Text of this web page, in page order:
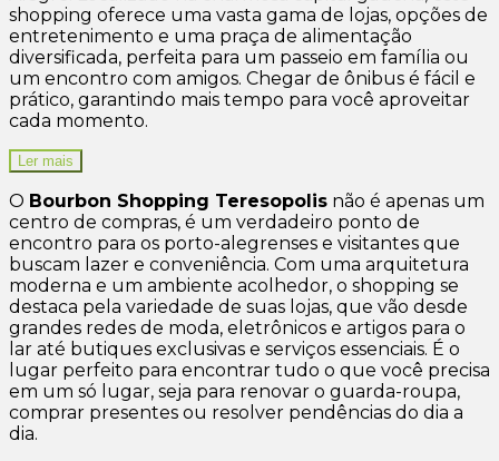
shopping oferece uma vasta gama de lojas, opções de
entretenimento e uma praça de alimentação
diversificada, perfeita para um passeio em família ou
um encontro com amigos. Chegar de ônibus é fácil e
prático, garantindo mais tempo para você aproveitar
cada momento.
Ler mais
O Bourbon Shopping Teresopolis não é apenas um
centro de compras, é um verdadeiro ponto de
encontro para os porto-alegrenses e visitantes que
buscam lazer e conveniência. Com uma arquitetura
moderna e um ambiente acolhedor, o shopping se
destaca pela variedade de suas lojas, que vão desde
grandes redes de moda, eletrônicos e artigos para o
lar até butiques exclusivas e serviços essenciais. É o
lugar perfeito para encontrar tudo o que você precisa
em um só lugar, seja para renovar o guarda-roupa,
comprar presentes ou resolver pendências do dia a
dia.